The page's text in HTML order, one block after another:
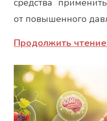
средства
от повышенного
Продолжить чтение